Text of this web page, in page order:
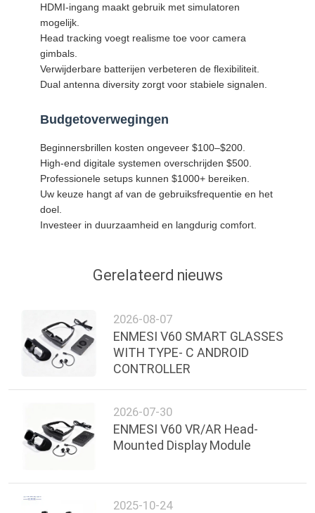
HDMI-ingang maakt gebruik met simulatoren
mogelijk.
Head tracking voegt realisme toe voor camera
gimbals.
Verwijderbare batterijen verbeteren de flexibiliteit.
Dual antenna diversity zorgt voor stabiele signalen.
Budgetoverwegingen
Beginnersbrillen kosten ongeveer $100–$200.
High-end digitale systemen overschrijden $500.
Professionele setups kunnen $1000+ bereiken.
Uw keuze hangt af van de gebruiksfrequentie en het
doel.
Investeer in duurzaamheid en langdurig comfort.
Gerelateerd nieuws
2026-08-07
ENMESI V60 SMART GLASSES
WITH TYPE- C ANDROID
CONTROLLER
2026-07-30
ENMESI V60 VR/AR Head-
Mounted Display Module
2025-10-24